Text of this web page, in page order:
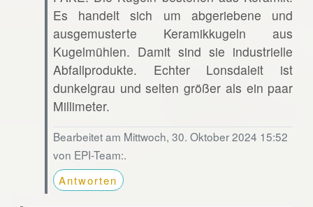
Es handelt sich um abgeriebene und
ausgemusterte Keramikkugeln aus
Kugelmühlen. Damit sind sie industrielle
Abfallprodukte. Echter Lonsdaleit ist
dunkelgrau und selten größer als ein paar
Millimeter.
Bearbeitet am Mittwoch, 30. Oktober 2024 15:52
von EPI-Team:.
Antworten